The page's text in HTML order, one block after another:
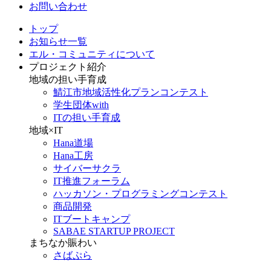
お問い合わせ
トップ
お知らせ一覧
エル・コミュニティについて
プロジェクト紹介
地域の担い手育成
鯖江市地域活性化プランコンテスト
学生団体with
ITの担い手育成
地域×IT
Hana道場
Hana工房
サイバーサクラ
IT推進フォーラム
ハッカソン・プログラミングコンテスト
商品開発
ITブートキャンプ
SABAE STARTUP PROJECT
まちなか賑わい
さばぷら